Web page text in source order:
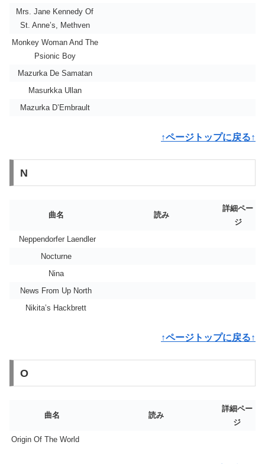
Mrs. Jane Kennedy Of
St. Anne’s, Methven
Monkey Woman And The
Psionic Boy
Mazurka De Samatan
Masurkka Ullan
Mazurka D’Embrault
↑ページトップに戻る↑
N
曲名 読み
詳細ペー
ジ
Neppendorfer Laendler
Nocturne
Nina
News From Up North
Nikita’s Hackbrett
↑ページトップに戻る↑
O
曲名 読み
詳細ペー
ジ
Origin Of The World